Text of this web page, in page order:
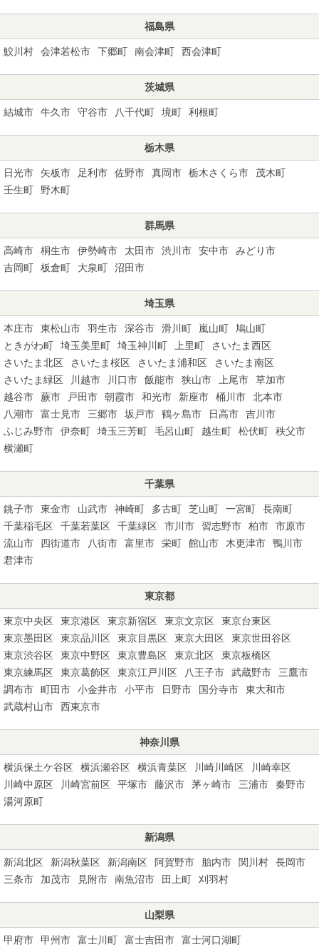
福島県
鮫川村 会津若松市 下郷町 南会津町 西会津町
茨城県
結城市 牛久市 守谷市 八千代町 境町 利根町
栃木県
日光市 矢板市 足利市 佐野市 真岡市 栃木さくら市
茂木町
壬生町
野木町
群馬県
高崎市 桐生市 伊勢崎市 太田市 渋川市 安中市
みどり市
吉岡町
板倉町 大泉町 沼田市
埼玉県
本庄市 東松山市 羽生市 深谷市 滑川町 嵐山町
鳩山町
ときがわ町
埼玉美里町 埼玉神川町 上里町
さいたま西区
さいたま北区
さいたま桜区 さいたま浦和区
さいたま南区
さいたま緑区
川越市 川口市 飯能市 狭山市 上尾市
草加市
越谷市
蕨市 戸田市 朝霞市 和光市 新座市 桶川市
北本市
八潮市
富士見市 三郷市 坂戸市 鶴ヶ島市 日高市
吉川市
ふじみ野市
伊奈町 埼玉三芳町 毛呂山町 越生町 松伏町
秩父市
横瀬町
千葉県
銚子市 東金市 山武市 神崎町 多古町 芝山町 一宮町
長南町
千葉稲毛区
千葉若葉区 千葉緑区 市川市 習志野市 柏市
市原市
流山市
四街道市 八街市 富里市 栄町 館山市 木更津市
鴨川市
君津市
東京都
東京中央区 東京港区 東京新宿区 東京文京区
東京台東区
東京墨田区
東京品川区 東京目黒区 東京大田区
東京世田谷区
東京渋谷区
東京中野区 東京豊島区 東京北区
東京板橋区
東京練馬区
東京葛飾区 東京江戸川区 八王子市 武蔵野市
三鷹市
調布市
町田市 小金井市 小平市 日野市 国分寺市
東大和市
武蔵村山市
西東京市
神奈川県
横浜保土ケ谷区 横浜瀬谷区 横浜青葉区 川崎川崎区
川崎幸区
川崎中原区
川崎宮前区 平塚市 藤沢市 茅ヶ崎市 三浦市
秦野市
湯河原町
新潟県
新潟北区 新潟秋葉区 新潟南区 阿賀野市 胎内市 関川村
長岡市
三条市
加茂市 見附市 南魚沼市 田上町 刈羽村
山梨県
甲府市 甲州市 富士川町 富士吉田市 富士河口湖町